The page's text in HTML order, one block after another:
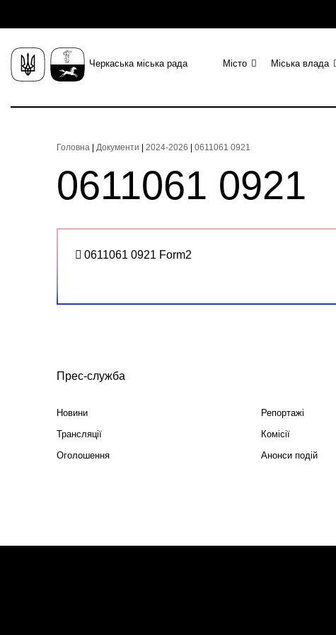
Черкаська міська рада Місто Міська влада
Головна Документи 2024-2026 0611061 0921
0611061 0921
0611061 0921 Form2
Прес-служба
Новини
Репортажі
Трансляції
Комісії
Оголошення
Анонси подій